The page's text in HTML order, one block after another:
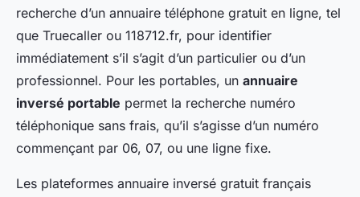
recherche d’un annuaire téléphone gratuit en ligne, tel
que Truecaller ou 118712.fr, pour identifier
immédiatement s’il s’agit d’un particulier ou d’un
professionnel. Pour les portables, un annuaire
inversé portable permet la recherche numéro
téléphonique sans frais, qu’il s’agisse d’un numéro
commençant par 06, 07, ou une ligne fixe.
Les plateformes annuaire inversé gratuit français